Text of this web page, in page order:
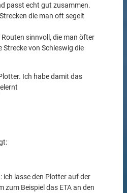
passt echt gut zusammen.
die man oft segelt
sinnvoll, die man öfter
Strecke von Schleswig die
Ich habe damit das
ich lasse den Plotter auf der
zum Beispiel das ETA an den